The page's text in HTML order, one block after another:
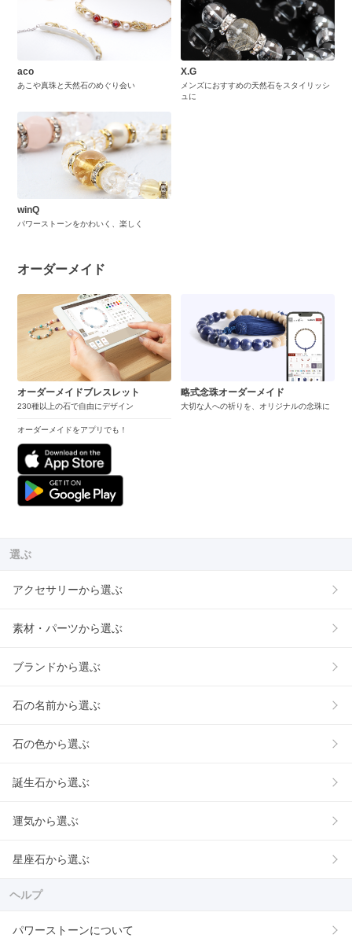
aco
あこや真珠と天然石のめぐり会い
X.G
メンズにおすすめの天然石をスタイリッシ
ュに
winQ
パワーストーンをかわいく、楽しく
オーダーメイド
オーダーメイドブレスレット
230種以上の石で自由にデザイン
オーダーメイドをアプリでも！
略式念珠オーダーメイド
大切な人への祈りを、オリジナルの念珠に
選ぶ
アクセサリーから選ぶ
素材・パーツから選ぶ
ブランドから選ぶ
石の名前から選ぶ
石の色から選ぶ
誕生石から選ぶ
運気から選ぶ
星座石から選ぶ
ヘルプ
パワーストーンについて